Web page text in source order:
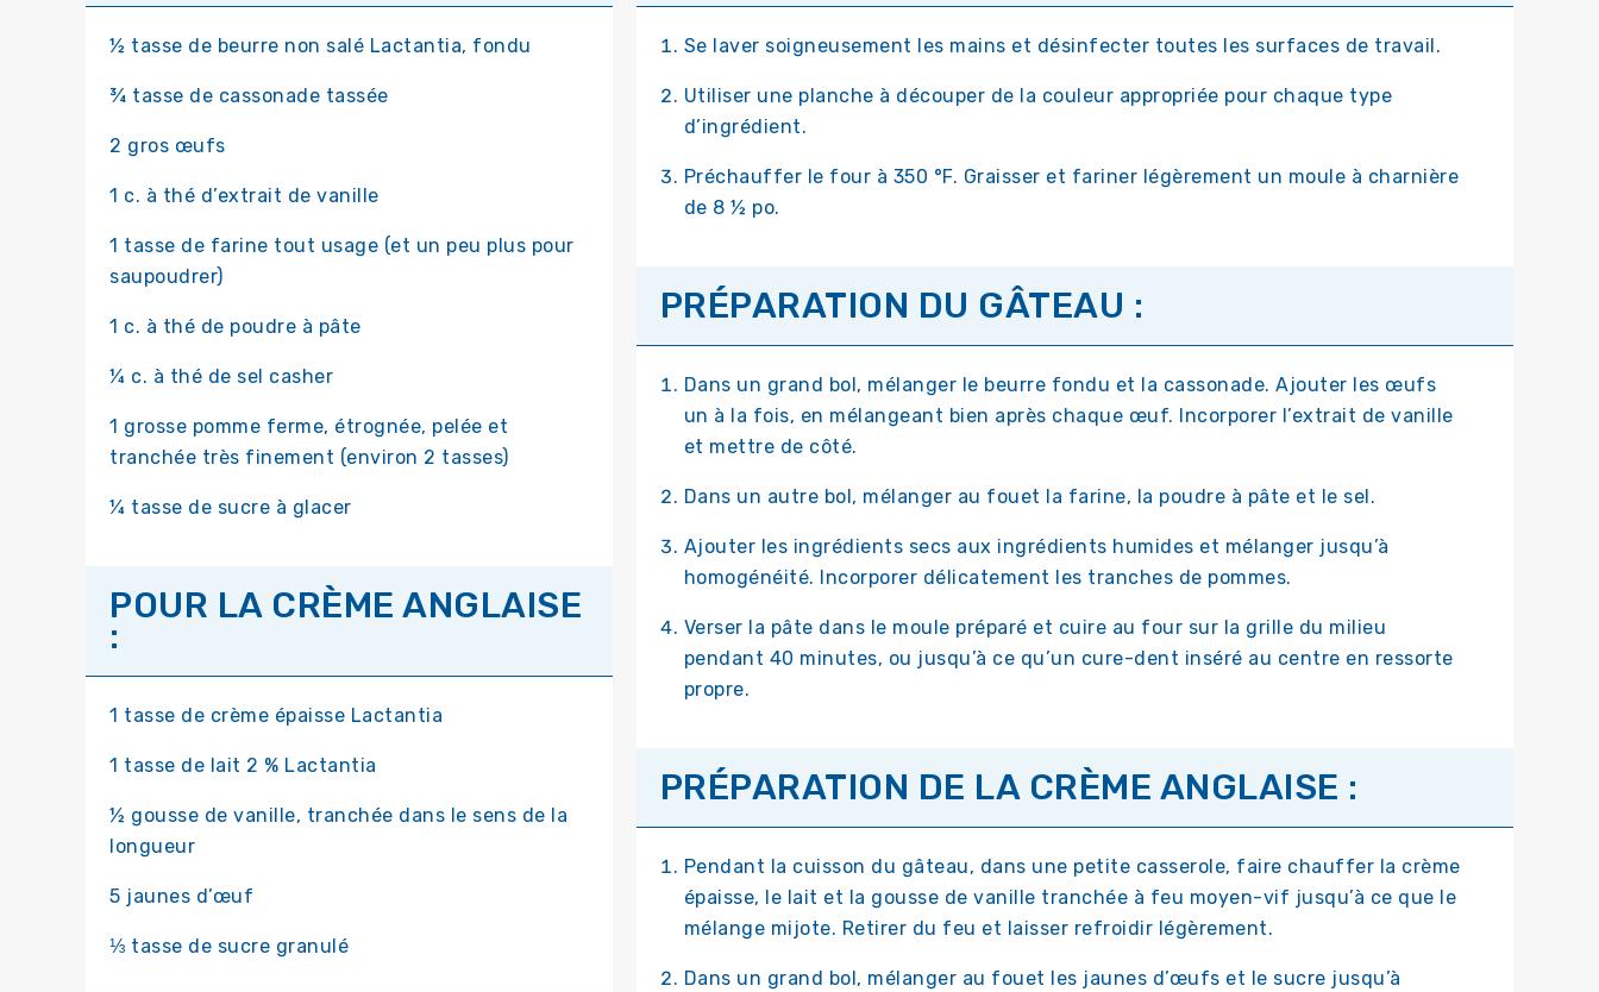
½ tasse de beurre non salé Lactantia, fondu
¾ tasse de cassonade tassée
2 gros œufs
1 c. à thé d’extrait de vanille
1 tasse de farine tout usage (et un peu plus pour
saupoudrer)
1 c. à thé de poudre à pâte
¼ c. à thé de sel casher
1 grosse pomme ferme, étrognée, pelée et
tranchée très finement (environ 2 tasses)
¼ tasse de sucre à glacer
POUR LA CRÈME ANGLAISE
:
1 tasse de crème épaisse Lactantia
1 tasse de lait 2 % Lactantia
½ gousse de vanille, tranchée dans le sens de la
longueur
5 jaunes d’œuf
⅓ tasse de sucre granulé
Se laver soigneusement les mains et désinfecter toutes les surfaces de travail.
Utiliser une planche à découper de la couleur appropriée pour chaque type
d’ingrédient.
Préchauffer le four à 350 °F. Graisser et fariner légèrement un moule à charnière
de 8 ½ po.
PRÉPARATION DU GÂTEAU :
Dans un grand bol, mélanger le beurre fondu et la cassonade. Ajouter les œufs
un à la fois, en mélangeant bien après chaque œuf. Incorporer l’extrait de vanille
et mettre de côté.
Dans un autre bol, mélanger au fouet la farine, la poudre à pâte et le sel.
Ajouter les ingrédients secs aux ingrédients humides et mélanger jusqu’à
homogénéité. Incorporer délicatement les tranches de pommes.
Verser la pâte dans le moule préparé et cuire au four sur la grille du milieu
pendant 40 minutes, ou jusqu’à ce qu’un cure-dent inséré au centre en ressorte
propre.
PRÉPARATION DE LA CRÈME ANGLAISE :
Pendant la cuisson du gâteau, dans une petite casserole, faire chauffer la crème
épaisse, le lait et la gousse de vanille tranchée à feu moyen-vif jusqu’à ce que le
mélange mijote. Retirer du feu et laisser refroidir légèrement.
Dans un grand bol, mélanger au fouet les jaunes d’œufs et le sucre jusqu’à